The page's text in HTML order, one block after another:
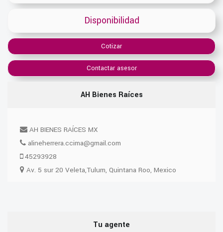
Disponibilidad
Cotizar
Contactar asesor
AH Bienes Raíces
AH BIENES RAÍCES MX
alineherrera.ccima@gmail.com
45293928
Av. 5 sur 20 Veleta,Tulum, Quintana Roo, Mexico
Tu agente